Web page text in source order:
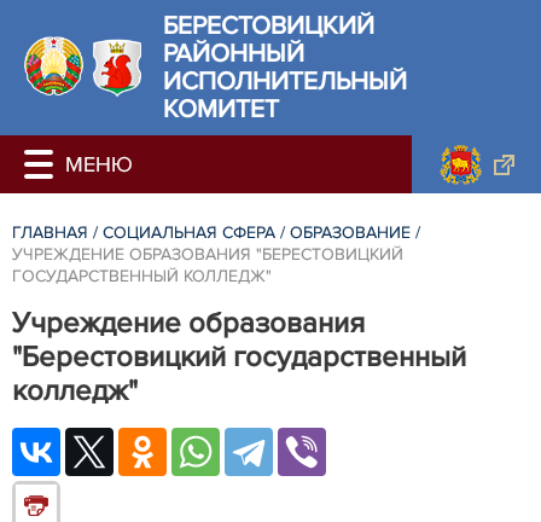
БЕРЕСТОВИЦКИЙ
РАЙОННЫЙ
ИСПОЛНИТЕЛЬНЫЙ
КОМИТЕТ
ГЛАВНАЯ / СОЦИАЛЬНАЯ СФЕРА / ОБРАЗОВАНИЕ /
УЧРЕЖДЕНИЕ ОБРАЗОВАНИЯ "БЕРЕСТОВИЦКИЙ
ГОСУДАРСТВЕННЫЙ КОЛЛЕДЖ"
Учреждение образования
"Берестовицкий государственный
колледж"